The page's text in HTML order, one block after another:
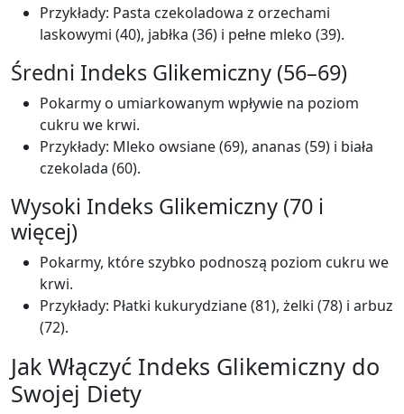
Przykłady: Pasta czekoladowa z orzechami
laskowymi (40), jabłka (36) i pełne mleko (39).
Średni Indeks Glikemiczny (56–69)
Pokarmy o umiarkowanym wpływie na poziom
cukru we krwi.
Przykłady: Mleko owsiane (69), ananas (59) i biała
czekolada (60).
Wysoki Indeks Glikemiczny (70 i
więcej)
Pokarmy, które szybko podnoszą poziom cukru we
krwi.
Przykłady: Płatki kukurydziane (81), żelki (78) i arbuz
(72).
Jak Włączyć Indeks Glikemiczny do
Swojej Diety